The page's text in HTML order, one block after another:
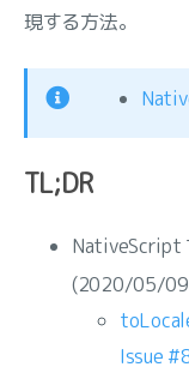
現する方法。
TL;DR
NativeScript
(2020/05/09
Issue